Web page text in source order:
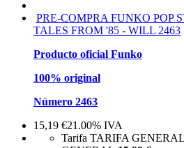
PRE-COMPRA FUNKO POP
TALES FROM '85 - WILL 2463
Producto oficial Funko
100% original
Número 2463
15,19 €21.00% IVA
Tarifa TARIFA